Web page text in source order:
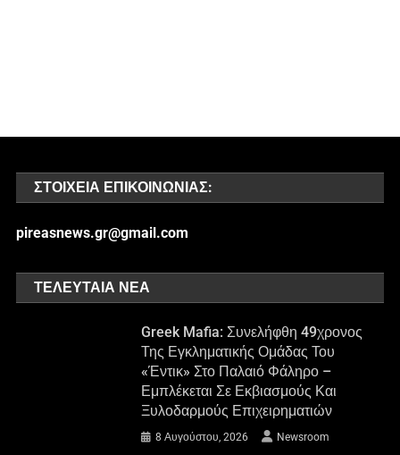
ΣΤΟΙΧΕΊΑ ΕΠΙΚΟΙΝΩΝΊΑΣ:
pireasnews.gr@gmail.com
ΤΕΛΕΥΤΑΊΑ ΝΈΑ
Greek Mafia: Συνελήφθη 49χρονος
Της Εγκληματικής Ομάδας Του
«Έντικ» Στο Παλαιό Φάληρο –
Εμπλέκεται Σε Εκβιασμούς Και
Ξυλοδαρμούς Επιχειρηματιών
8 Αυγούστου, 2026 Newsroom